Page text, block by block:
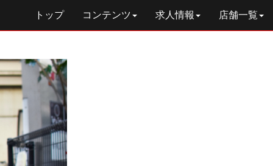
トップ コンテンツ 求人情報 店舗一覧